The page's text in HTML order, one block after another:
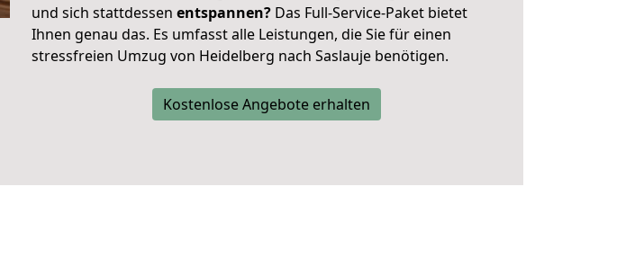
und sich stattdessen entspannen? Das Full-Service-Paket bietet
Ihnen genau das. Es umfasst alle Leistungen, die Sie für einen
stressfreien Umzug von Heidelberg nach Saslauje benötigen.
Kostenlose Angebote erhalten